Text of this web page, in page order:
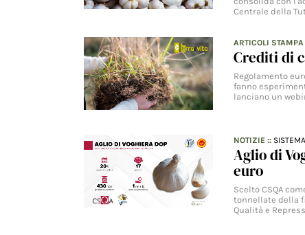
Centrale della
ARTICOLI STAMPA
Crediti di
Regolamento
fanno
lanciano un
NOTIZIE ::
Aglio di
euro
Scelto CSQA
tonnellate della
Qualità e